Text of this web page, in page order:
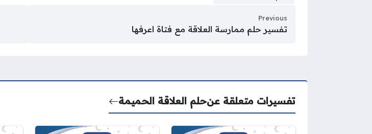
Previous
تفسير حلم ممارسة العلاقة مع فتاة اعرفها
تفسيرات متعلقة عنحلم العلاقة الحميمة